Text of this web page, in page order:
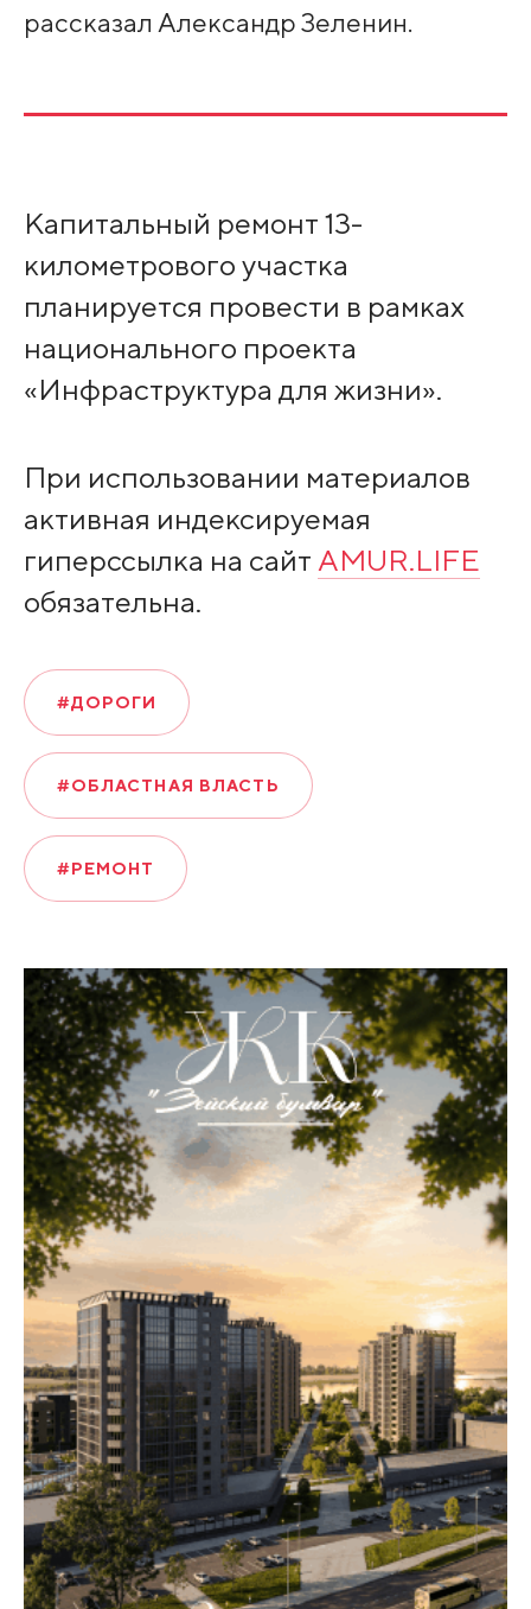
рассказал Александр Зеленин.
Капитальный ремонт 13-
километрового участка
планируется провести в рамках
национального проекта
«Инфраструктура для жизни».
При использовании материалов
активная индексируемая
гиперссылка на сайт AMUR.LIFE
обязательна.
#ДОРОГИ
#ОБЛАСТНАЯ ВЛАСТЬ
#РЕМОНТ